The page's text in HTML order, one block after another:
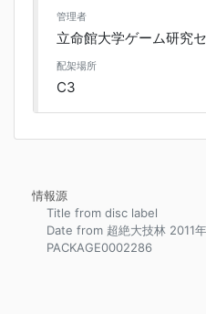
管理者
立命館大学ゲーム研究
配架場所
C3
情報源
Title from disc label
Date from 超絶大技林 2011
PACKAGE0002286